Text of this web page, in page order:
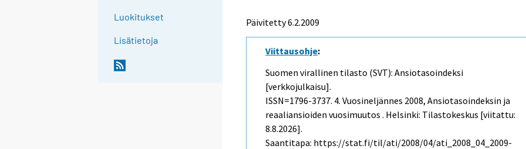
Luokitukset
Lisätietoja
Päivitetty6.2.2009
Viittausohje:
Suomen virallinen tilasto (SVT): Ansiotasoindeksi
[verkkojulkaisu].
ISSN=1796-3737. 4. Vuosineljännes 2008, Ansiotasoindeksin ja
reaaliansioiden vuosimuutos . Helsinki: Tilastokeskus [viitattu:
8.8.2026].
Saantitapa: https://stat.fi/til/ati/2008/04/ati_2008_04_2009-